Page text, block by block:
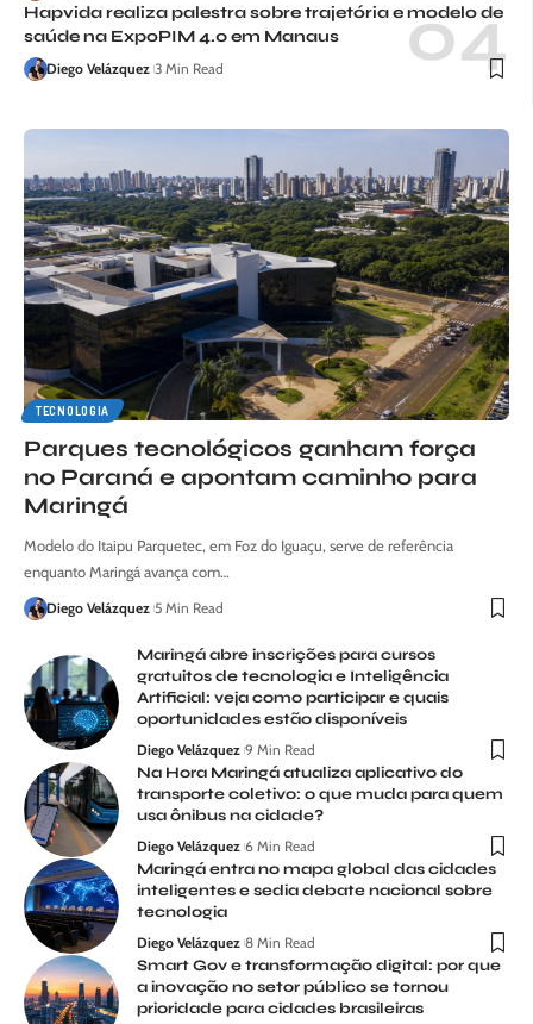
Hapvida realiza palestra sobre trajetória e modelo de
saúde na ExpoPIM 4.0 em Manaus
Diego Velázquez 3 Min Read
TECNOLOGIA
Parques tecnológicos ganham força
no Paraná e apontam caminho para
Maringá
Modelo do Itaipu Parquetec, em Foz do Iguaçu, serve de referência
enquanto Maringá avança com…
Diego Velázquez 5 Min Read
Maringá abre inscrições para cursos
gratuitos de tecnologia e Inteligência
Artificial: veja como participar e quais
oportunidades estão disponíveis
Diego Velázquez 9 Min Read
Na Hora Maringá atualiza aplicativo do
transporte coletivo: o que muda para quem
usa ônibus na cidade?
Diego Velázquez 6 Min Read
Maringá entra no mapa global das cidades
inteligentes e sedia debate nacional sobre
tecnologia
Diego Velázquez 8 Min Read
Smart Gov e transformação digital: por que
a inovação no setor público se tornou
prioridade para cidades brasileiras